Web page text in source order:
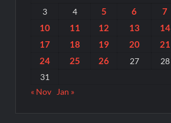
3 4 5 6 7
10 11 12 13 14
17
18 19 20 21
24
25 26 27 28
31
« Nov
Jan »